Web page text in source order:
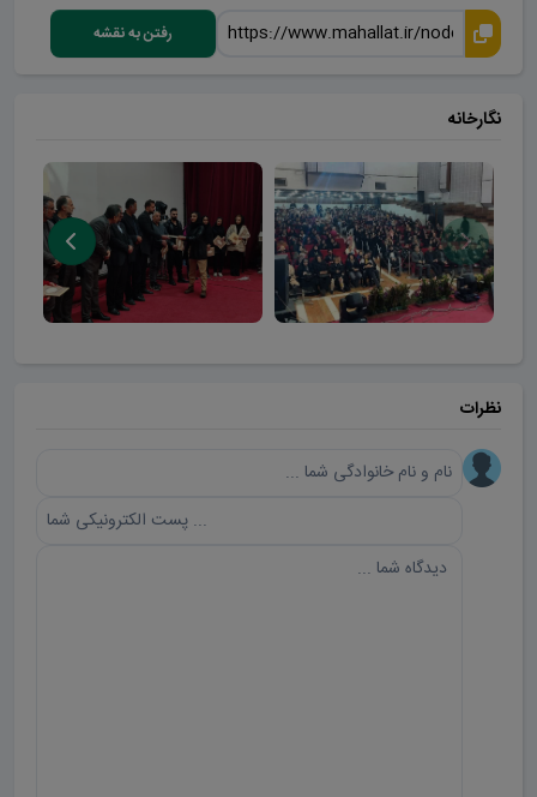
رفتن به نقشه
نگارخانه
نظرات